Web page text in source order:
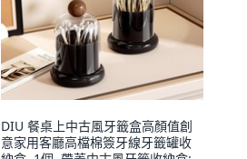
DIU 餐桌上中古風牙籤盒高顏值創
意家用客廳高檔棉簽牙線牙籤罐收